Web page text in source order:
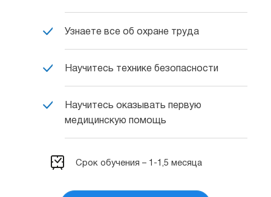
Узнаете все об охране труда
Научитесь технике безопасности
Научитесь оказывать первую
медицинскую помощь
Срок обучения – 1-1,5 месяца